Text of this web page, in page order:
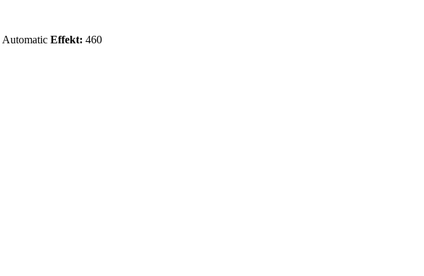
Automatic Effekt: 460